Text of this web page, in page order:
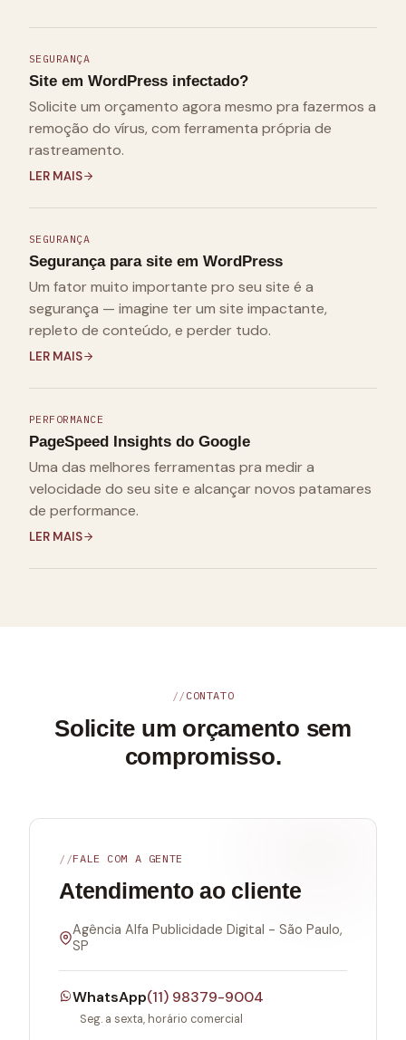
SEGURANÇA
Site em WordPress infectado?
Solicite um orçamento agora mesmo pra fazermos a
remoção do vírus, com ferramenta própria de
rastreamento.
LER MAIS
SEGURANÇA
Segurança para site em WordPress
Um fator muito importante pro seu site é a
segurança — imagine ter um site impactante,
repleto de conteúdo, e perder tudo.
LER MAIS
PERFORMANCE
PageSpeed Insights do Google
Uma das melhores ferramentas pra medir a
velocidade do seu site e alcançar novos patamares
de performance.
LER MAIS
CONTATO
Solicite um orçamento sem
compromisso.
FALE COM A GENTE
Atendimento ao cliente
Agência Alfa Publicidade Digital - São Paulo,
SP
WhatsApp(11) 98379-9004
Seg. a sexta, horário comercial